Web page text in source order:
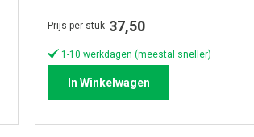
Prijs per stuk 37,50
1-10 werkdagen (meestal sneller)
In Winkelwagen